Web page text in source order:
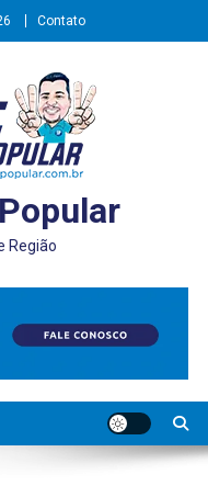
Contato
Região